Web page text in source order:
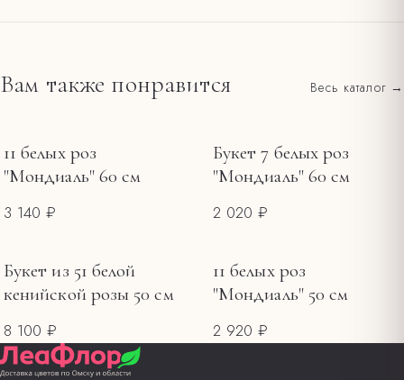
Все тарифы и зоны →
Держите букет вдали от прямого солнца, сквозняков и
Меняйте воду каждые 1–2 дня, обновляйте срез.
Вам также понравится Весь каталог →
11 белых роз
"Мондиаль" 60 см
3 140 ₽
Букет 7 белых роз
"Мондиаль" 60 см
2 020 ₽
Букет из 51 белой
кенийской розы 50 см
8 100 ₽
11 белых роз
"Мондиаль" 50 см
2 920 ₽